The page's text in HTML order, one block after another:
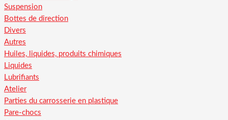
Suspension
Bottes de direction
Divers
Autres
Huiles, liquides, produits chimiques
Liquides
Lubrifiants
Atelier
Parties du carrosserie en plastique
Pare-chocs